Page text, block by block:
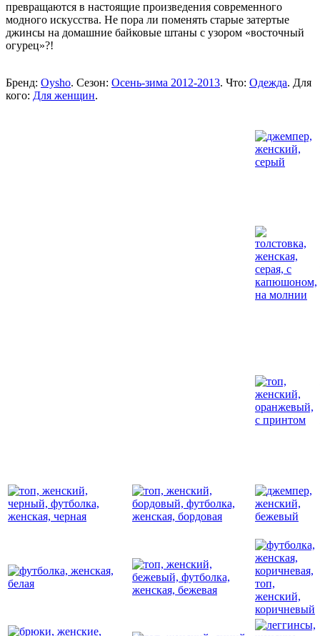
превращаются в настоящие произведения современного
модного искусства. Не пора ли поменять старые затертые
джинсы на домашние байковые штаны с узором «восточный
огурец»?!
Бренд: Oysho. Сезон: Осень-зима 2012-2013. Что: Одежда. Для
кого: Для женщин.